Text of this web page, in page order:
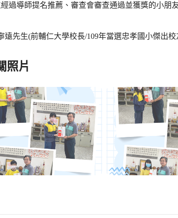
過導師提名推薦、審查會審查通過並獲獎的小朋
遠先生(前輔仁大學校長/109年當選忠孝國小傑出校
照片